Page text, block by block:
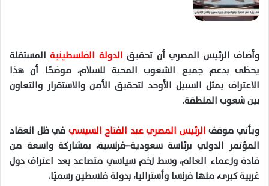
وأضاف الرئيس المصري أن تحقيقالدولة الفلسطينيةالمستقلة
يحظى بدعم جميع الشعوب المحبة للسلام، موضحًا أن هذا
الاعتراف يمثل السبيل الأوحد لتحقيق الأمن والاستقرار والتعاون
بين شعوب المنطقة.
ويأتي موقفالرئيس المصري عبد الفتاح السيسي في ظل انعقاد
المؤتمر الدولي برئاسة سعودية–فرنسية، بمشاركة واسعة من
قادة وزعماء العالم، وسط زخم سياسي متصاعد بعد اعتراف دول
غربية كبرى، منها فرنسا وأستراليا، بدولة فلسطين رسميًا.